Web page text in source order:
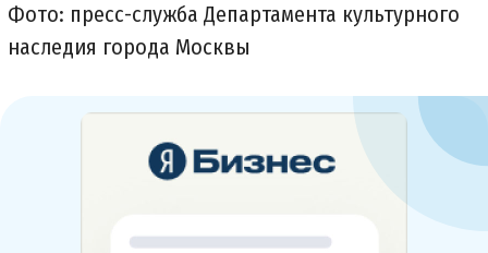
Фото: пресс-служба Департамента культурного
наследия города Москвы